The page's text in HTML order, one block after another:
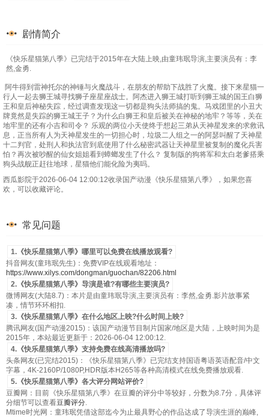
剧情简介
《快乐星猫第八季》已完结于2015年在大陆上映,由童玮珉导演,主要演员有：李
然,金勇.
阿牛得到雷神托尔的神锤与火魔战斗，在朋友的帮助下战胜了火魔。接下来星猫一
行人一起去狮王城寻找狮子座星座战士。阿杰进入狮王城打听到狮王城的国王白狮
王和皇后神秘失踪，经过调查发现这一切都是狗头法师搞的鬼。马戏团里的小丑大
牌竟然是失踪的狮王城王子？为什么白狮王和皇后被关在神秘的地牢？等等，关在
地牢里的还有小吉和司令？ 乐观的两位小天使终于想起三弟从天神星发来的求救讯
息，正当所有人为天神星发生的一切担心时，垃圾二人组之一的阿瑟叫醒了天神星
十二判官，处刑人和执法官到底使用了什么秘密武器让天神星里被复制的魔化兵害
怕？再次被吵醒的仙女姐姐看到蟑螂发生了什么？ 复制版的狗将军和太白老爹搭乘
狗头战舰正赶往地球，星猫他们能化险为夷吗。
西瓜影院于2026-06-04 12:00:12收录国产动漫《快乐星猫第八季》，如果您喜
欢，可以收藏评论。
常见问题
1.《快乐星猫第八季》哪里可以免费在线播放观看?
抖音网友(童玮珉先生)：免费VIP在线观看地址：
https://www.xilys.com/dongman/guochan/82206.html
2.《快乐星猫第八季》导演是谁?有哪些主要演员?
微博网友(大陆8.7)：本片是由童玮珉导演,主要演员有：李然,金勇.影片故事紧
凑，情节环环相扣.
3.《快乐星猫第八季》在什么地区上映?什么时间上映?
腾讯网友(国产动漫2015)：该国产动漫节目制片国家/地区是大陆，上映时间为是
2015年，本站最近更新于：2026-06-04 12:00:12.
4.《快乐星猫第八季》支持免费在线高清播放吗?
头条网友(已完结2015)：《快乐星猫第八季》已完结支持国语粤语英语配音/中文
字幕，4K-2160P/1080P,HDR版本H265等各种高清模式在线免费播放观看.
5.《快乐星猫第八季》各大评分网站评价?
豆瓣网：目前《快乐星猫第八季》在豆瓣的评分中等较好，分数为8.7分，具体评
分细节可以查看豆瓣评分.
Mtime时光网：童玮珉凭借这部迄今为止最具野心的作品达成了导演生涯的巅峰,